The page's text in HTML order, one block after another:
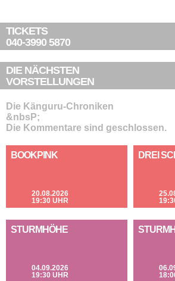
TICKETS
040-3990 5870
DIE NÄCHSTEN
VORSTELLUNGEN
Die Känguru-Chroniken
&nbsP;
Die Kommentare sind geschlossen.
BOOKPINK
20.08.2026
19:30 UHR
DREI
STURMHÖHE
04.09.2026
19:30 UHR